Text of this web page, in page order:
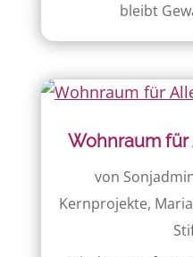
bleibt
Wohnraum
von
Kernprojekte,